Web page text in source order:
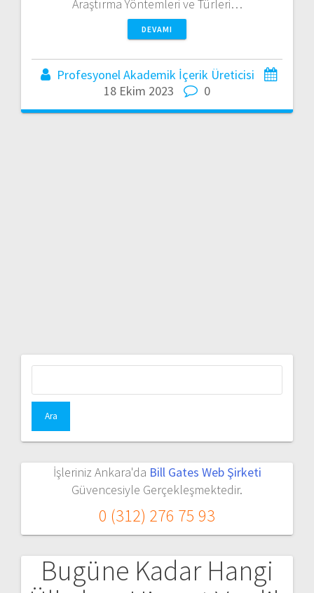
Araştırma Yöntemleri ve Türleri…
DEVAMI
Profesyonel Akademik İçerik Üreticisi
18 Ekim 2023
0
İşleriniz Ankara'da Bill Gates Web Şirketi
Güvencesiyle Gerçekleşmektedir.
0 (312) 276 75 93
Bugüne Kadar Hangi